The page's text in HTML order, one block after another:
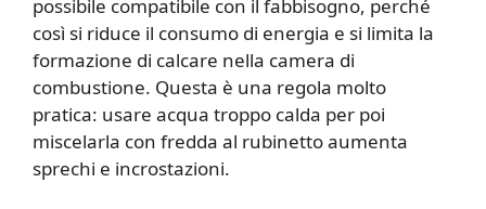
possibile compatibile con il fabbisogno, perché
così si riduce il consumo di energia e si limita la
formazione di calcare nella camera di
combustione. Questa è una regola molto
pratica: usare acqua troppo calda per poi
miscelarla con fredda al rubinetto aumenta
sprechi e incrostazioni.